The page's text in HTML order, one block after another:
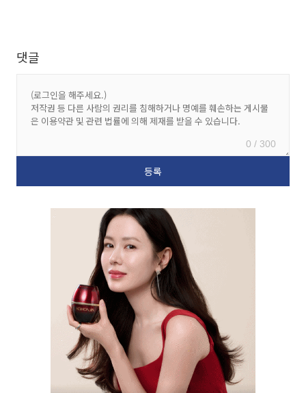
댓글
0 / 300